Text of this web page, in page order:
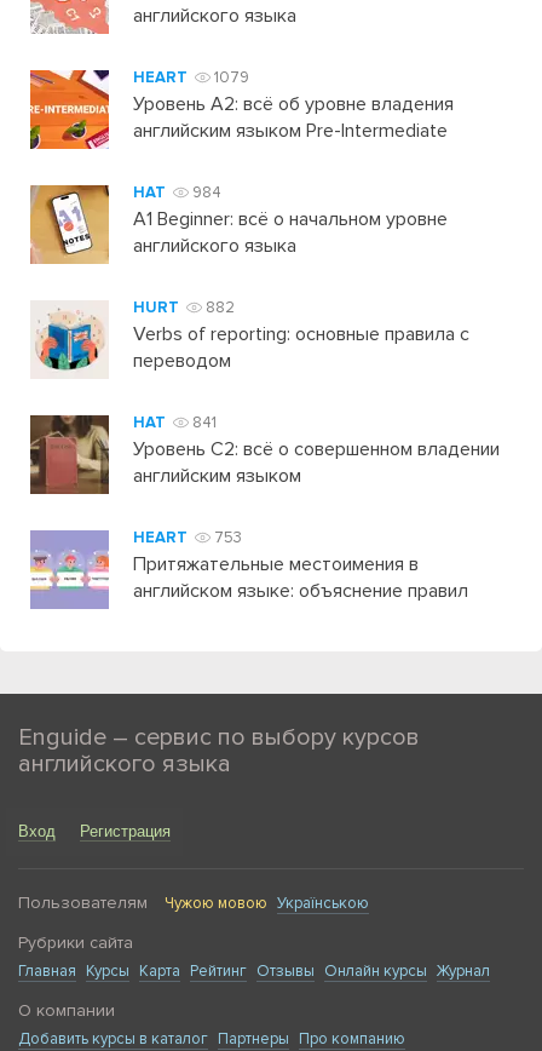
английского языка
HEART 1079
Уровень А2: всё об уровне владения
английским языком Pre-Intermediate
HAT 984
A1 Beginner: всё о начальном уровне
английского языка
HURT 882
Verbs of reporting: основные правила с
переводом
HAT 841
Уровень C2: всё о совершенном владении
английским языком
HEART 753
Притяжательные местоимения в
английском языке: объяснение правил
Enguide – сервис по выбору курсов
английского языка
Вход Регистрация
Пользователям Чужою мовою Українською
Рубрики сайта
Главная Курсы Карта Рейтинг Отзывы Онлайн курсы Журнал
О компании
Добавить курсы в каталог Партнеры Про компанию